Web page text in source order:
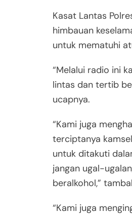
Kasat Lantas
himbauan
untuk mematuhi
“Melalui radio ini
lintas dan tertib
ucapnya.
“Kami juga
terciptanya
untuk ditakuti
jangan ugal-
beralkohol,”
“Kami juga